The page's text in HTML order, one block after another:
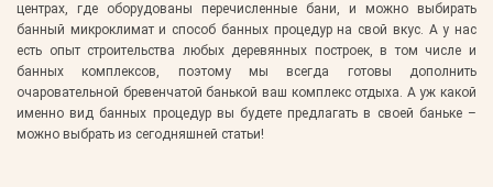
центрах, где оборудованы перечисленные бани, и можно выбирать
банный микроклимат и способ банных процедур на свой вкус. А у нас
есть опыт строительства любых деревянных построек, в том числе и
банных комплексов, поэтому мы всегда готовы дополнить
очаровательной бревенчатой банькой ваш комплекс отдыха. А уж какой
именно вид банных процедур вы будете предлагать в своей баньке –
можно выбрать из сегодняшней статьи!